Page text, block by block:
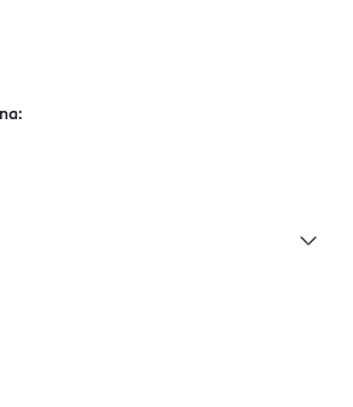
LIMONENE, DIMETHYL
CI 77891, CI 77492, CI 77491, CI